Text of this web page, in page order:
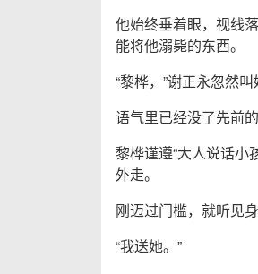
他始终垂着眼，视线
能将他溺毙的东西。
“黎桦，”谢正永忽然
语气里已经没了先前
黎桦谨遵“大人说话小
外走。
刚迈过门槛，就听见
“我送她。”